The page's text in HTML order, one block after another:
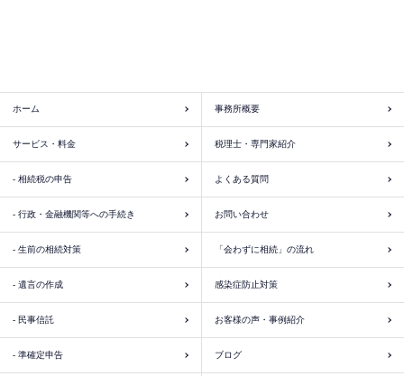
ホーム
サービス・料金
- 相続税の申告
- 行政・金融機関等への手続き
- 生前の相続対策
- 遺言の作成
- 民事信託
- 準確定申告
事務所概要
税理士・専門家紹介
よくある質問
お問い合わせ
「会わずに相続」の流れ
感染症防止対策
お客様の声・事例紹介
ブログ